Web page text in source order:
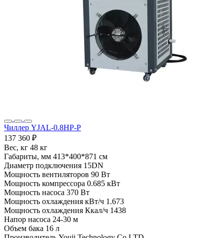
Чиллер YJAL-0.8HP-P
137 360 ₽
Вес, кг 48 кг
Габариты, мм 413*400*871 см
Диаметр подключения 15DN
Мощность вентиляторов 90 Вт
Мощность компрессора 0.685 кВт
Мощность насоса 370 Вт
Мощность охлаждения кВт/ч 1.673
Мощность охлаждения Ккал/ч 1438
Напор насоса 24-30 м
Объем бака 16 л